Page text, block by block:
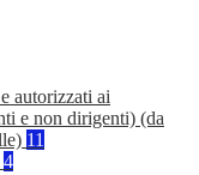
autorizzati ai
e non dirigenti) (da
11
4